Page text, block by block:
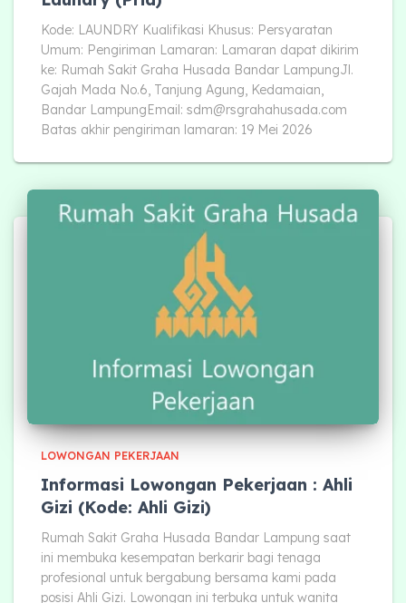
Kode: LAUNDRY Kualifikasi Khusus: Persyaratan
Umum: Pengiriman Lamaran: Lamaran dapat dikirim
ke: Rumah Sakit Graha Husada Bandar LampungJl.
Gajah Mada No.6, Tanjung Agung, Kedamaian,
Bandar LampungEmail: sdm@rsgrahahusada.com
Batas akhir pengiriman lamaran: 19 Mei 2026
LOWONGAN PEKERJAAN
Informasi Lowongan Pekerjaan : Ahli
Gizi (Kode: Ahli Gizi)
Rumah Sakit Graha Husada Bandar Lampung saat
ini membuka kesempatan berkarir bagi tenaga
profesional untuk bergabung bersama kami pada
posisi Ahli Gizi. Lowongan ini terbuka untuk wanita